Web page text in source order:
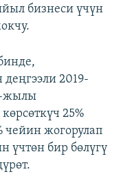
бизнеси үчүн
2019-
жылы
25%
жогорулап
үчтөн бир бөлүгү